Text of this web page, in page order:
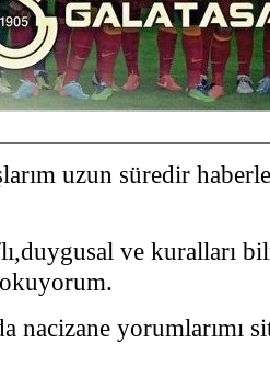
uzun süredir
ve kuralları
nacizane yorumlarımı